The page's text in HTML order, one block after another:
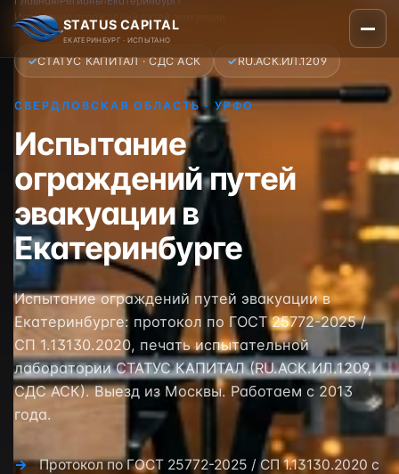
STATUS CAPITAL
ЕКАТЕРИНБУРГ · ИСПЫТАНО
Испытание ограждений путей эвакуации
✓СТАТУС КАПИТАЛ · СДС АСК ✓RU.АСК.ИЛ.1209
СВЕРДЛОВСКАЯ ОБЛАСТЬ · УРФО
Испытание
ограждений путей
эвакуации в
Екатеринбурге
Испытание ограждений путей эвакуации в
Екатеринбурге: протокол по ГОСТ 25772-2025 /
СП 1.13130.2020, печать испытательной
лаборатории СТАТУС КАПИТАЛ (RU.АСК.ИЛ.1209,
СДС АСК). Выезд из Москвы. Работаем с 2013
года.
Протокол по ГОСТ 25772-2025 / СП 1.13130.2020 с